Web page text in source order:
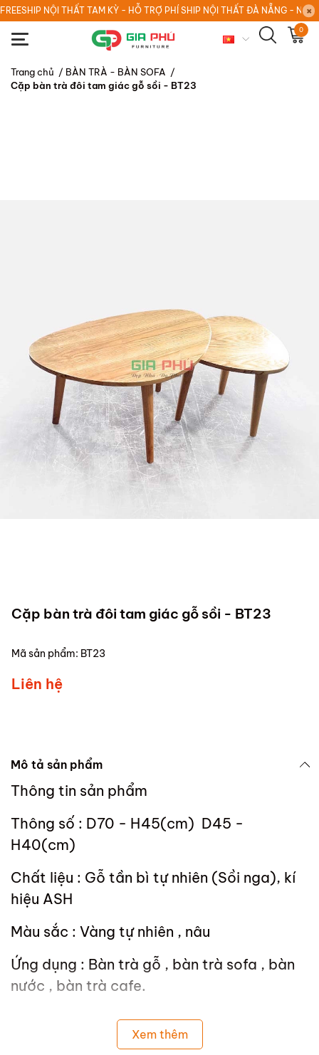
FREESHIP NỘI THẤT TAM KỲ - HỖ TRỢ PHÍ SHIP NỘI THẤT ĐÀ NẴNG - NỘI
0
Trang chủ / BÀN TRÀ - BÀN SOFA /
Cặp bàn trà đôi tam giác gỗ sồi - BT23
Cặp bàn trà đôi tam giác gỗ sồi - BT23
Mã sản phẩm: BT23
Liên hệ
Mô tả sản phẩm
Thông tin sản phẩm
Thông số : D70 - H45(cm) D45 -
H40(cm)
Chất liệu : Gỗ tần bì tự nhiên (Sồi nga), kí
hiệu ASH
Màu sắc : Vàng tự nhiên , nâu
Ứng dụng : Bàn trà gỗ , bàn trà sofa , bàn
nước , bàn trà cafe.
Xem thêm